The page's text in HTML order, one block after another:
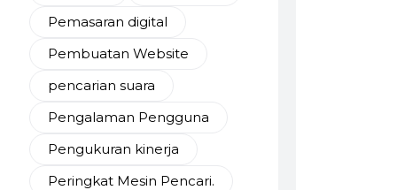
Pemasaran digital
Pembuatan Website
pencarian suara
Pengalaman Pengguna
Pengukuran kinerja
Peringkat Mesin Pencari.